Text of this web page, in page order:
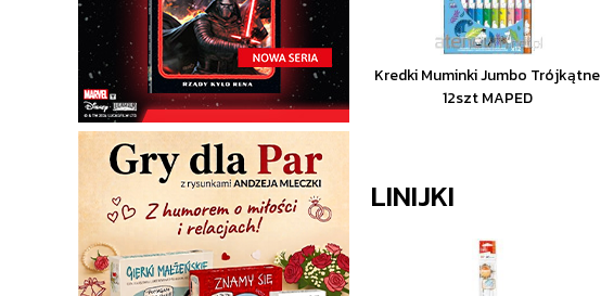
Kredki Muminki Jumbo Trójkątne
12szt MAPED
LINIJKI